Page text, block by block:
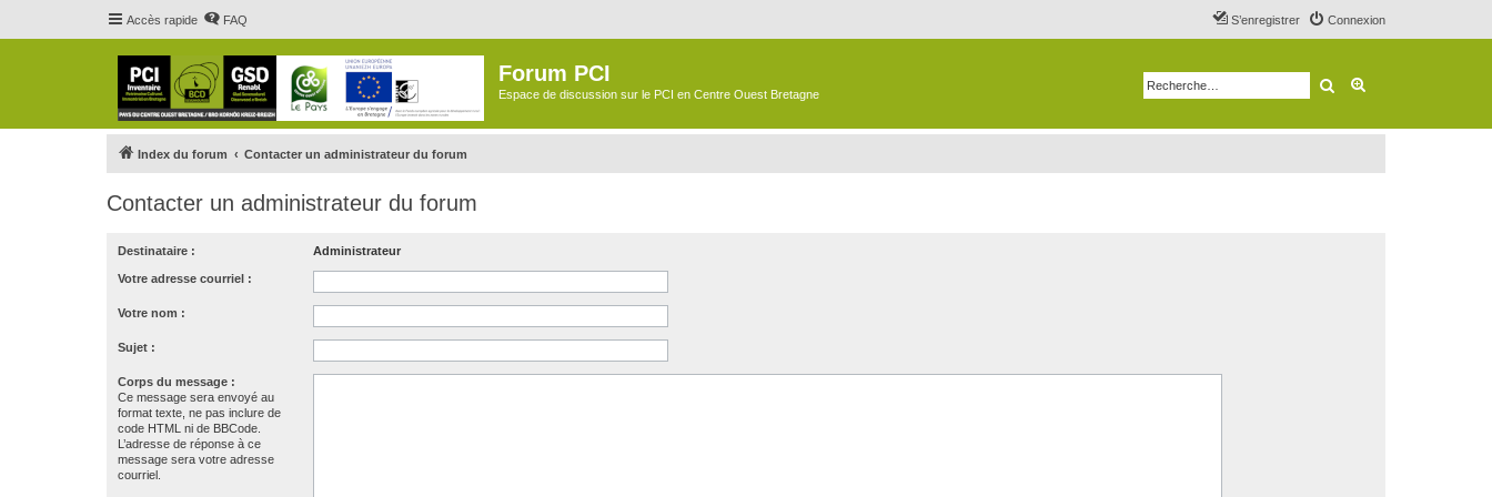
Accès rapide FAQ Connexion
S’enregistrer
Forum PCI
Espace de discussion sur le PCI en Centre Ouest Bretagne Rechercher
Index du forum Contacter un administrateur du forum
Contacter un administrateur du forum
Destinataire : Administrateur
Votre adresse courriel :
Votre nom :
Sujet :
Corps du message :
Ce message sera envoyé au
format texte, ne pas inclure de
code HTML ni de BBCode.
L’adresse de réponse à ce
message sera votre adresse
courriel.